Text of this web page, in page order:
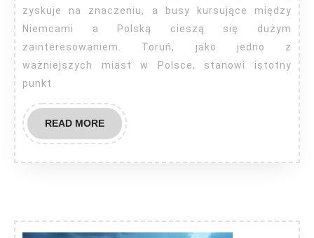
zyskuje na znaczeniu, a busy kursujące między
Niemcami a Polską cieszą się dużym
zainteresowaniem. Toruń, jako jedno z
ważniejszych miast w Polsce, stanowi istotny
punkt
READ MOREREAD
MORE